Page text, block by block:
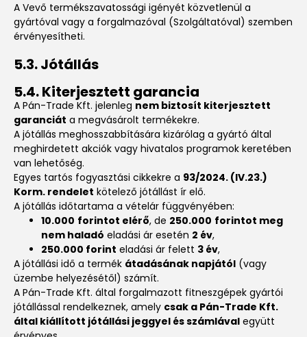
A Vevő termékszavatossági igényét közvetlenül a
gyártóval vagy a forgalmazóval (Szolgáltatóval) szemben
érvényesítheti.
5.3. Jótállás
5.4. Kiterjesztett garancia
A Pán-Trade Kft. jelenleg nem biztosít kiterjesztett
garanciát a megvásárolt termékekre.
A jótállás meghosszabbítására kizárólag a gyártó által
meghirdetett akciók vagy hivatalos programok keretében
van lehetőség.
Egyes tartós fogyasztási cikkekre a 93/2024. (IV.23.)
Korm. rendelet kötelező jótállást ír elő.
A jótállás időtartama a vételár függvényében:
10.000 forintot elérő, de 250.000 forintot meg
nem haladó eladási ár esetén 2 év,
250.000 forint eladási ár felett 3 év,
A jótállási idő a termék átadásának napjától (vagy
üzembe helyezésétől) számít.
A Pán-Trade Kft. által forgalmazott fitneszgépek gyártói
jótállással rendelkeznek, amely csak a Pán-Trade Kft.
által kiállított jótállási jeggyel és számlával együtt